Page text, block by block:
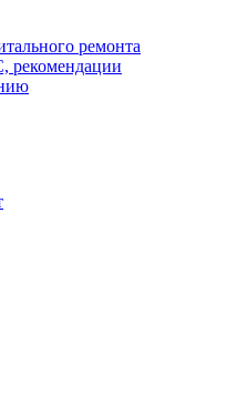
ремонта